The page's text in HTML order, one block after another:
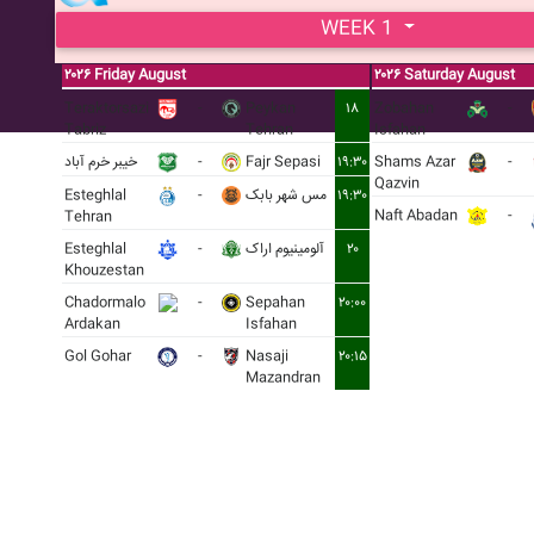
WEEK 1
۲۰۲۶ Friday August
Tabriz
Tehran
۱۸
خيبر خرم آباد - Fajr Sepasi
۱۹:۳۰
Esteghlal
Tehran
- مس شهر بابک ۱۹:۳۰
Esteghlal
Khouzestan
- آلومينيوم اراک ۲۰
Chadormalo
Ardakan
-
Sepahan
Isfahan
۲۰:۰۰
Gol Gohar -
Nasaji
Mazandran
۲۰:۱۵
۲۰۲۶ Saturday August
Isfahan
Shams Azar
Qazvin
-
Naft Abadan -